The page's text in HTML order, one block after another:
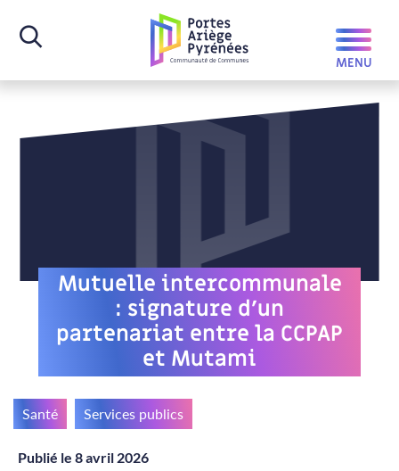
Mutuelle intercommunale
: signature d’un
partenariat entre la CCPAP
et Mutami
Santé Services publics
Publié le 8 avril 2026